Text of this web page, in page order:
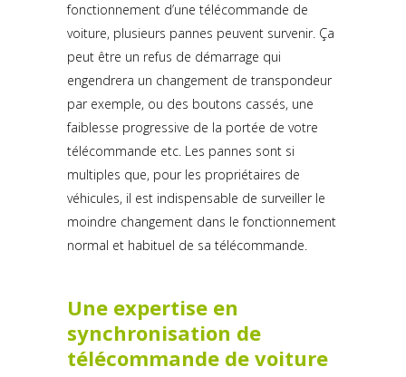
fonctionnement d’une télécommande de
voiture, plusieurs pannes peuvent survenir. Ça
peut être un refus de démarrage qui
engendrera un changement de transpondeur
par exemple, ou des boutons cassés, une
faiblesse progressive de la portée de votre
télécommande etc. Les pannes sont si
multiples que, pour les propriétaires de
véhicules, il est indispensable de surveiller le
moindre changement dans le fonctionnement
normal et habituel de sa télécommande.
Une expertise en
synchronisation de
télécommande de voiture